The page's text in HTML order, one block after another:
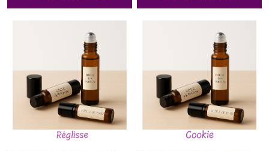
Huile Parfumée Corporelle
Naturelle Senteur Gourmande
Parfumée Corporelle Naturelle